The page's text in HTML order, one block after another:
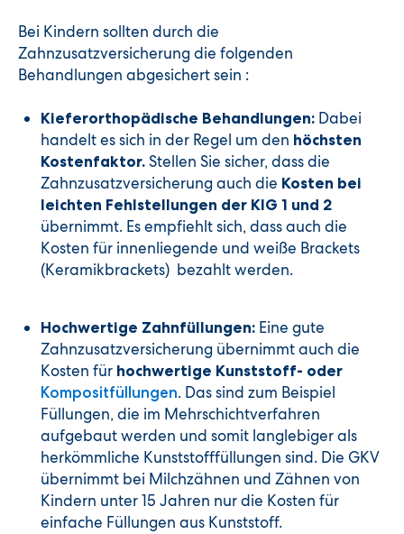
Bei Kindern sollten durch die
Zahnzusatzversicherung die folgenden
Behandlungen abgesichert sein :
Kieferorthopädische Behandlungen: Dabei
handelt es sich in der Regel um den höchsten
Kostenfaktor. Stellen Sie sicher, dass die
Zahnzusatzversicherung auch die Kosten bei
leichten Fehlstellungen der KIG 1 und 2
übernimmt. Es empfiehlt sich, dass auch die
Kosten für innenliegende und weiße Brackets
(Keramikbrackets) bezahlt werden.
Hochwertige Zahnfüllungen: Eine gute
Zahnzusatzversicherung übernimmt auch die
Kosten für hochwertige Kunststoff- oder
Kompositfüllungen. Das sind zum Beispiel
Füllungen, die im Mehrschichtverfahren
aufgebaut werden und somit langlebiger als
herkömmliche Kunststofffüllungen sind. Die GKV
übernimmt bei Milchzähnen und Zähnen von
Kindern unter 15 Jahren nur die Kosten für
einfache Füllungen aus Kunststoff.